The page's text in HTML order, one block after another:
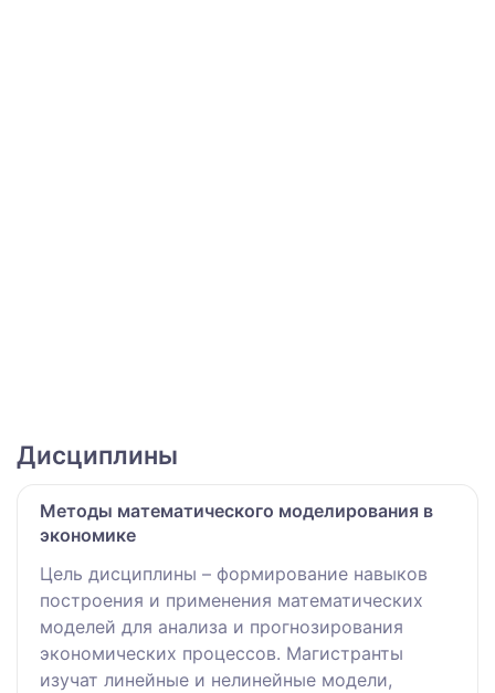
Дисциплины
Методы математического моделирования в
экономике
Цель дисциплины – формирование навыков
построения и применения математических
моделей для анализа и прогнозирования
экономических процессов. Магистранты
изучат линейные и нелинейные модели,